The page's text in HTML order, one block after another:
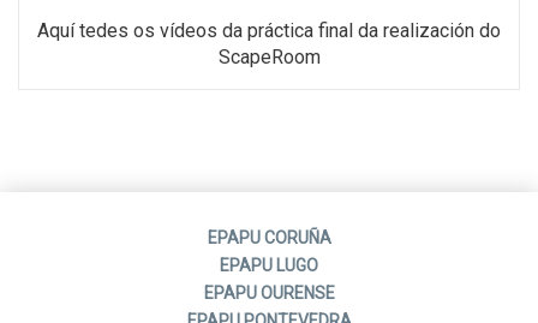
Aquí tedes os vídeos da práctica final da realización do
ScapeRoom
EPAPU CORUÑA
EPAPU LUGO
EPAPU OURENSE